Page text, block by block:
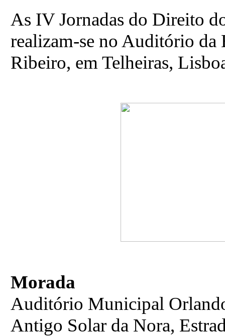
As IV Jornadas do Direito
realizam-se no Auditório
Ribeiro, em Telheiras,
Morada
Auditório Municipal
Antigo Solar da Nora,